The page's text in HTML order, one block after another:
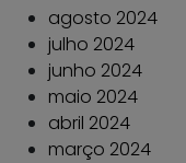
agosto 2024
julho 2024
junho 2024
maio 2024
abril 2024
março 2024